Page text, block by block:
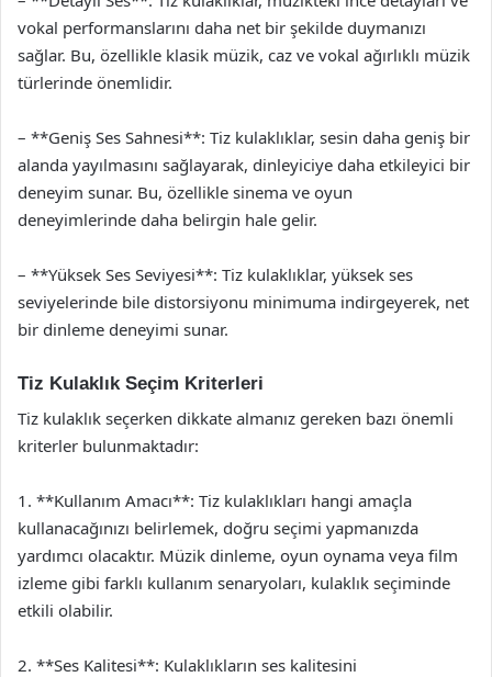
vokal performanslarını daha net bir şekilde duymanızı
sağlar. Bu, özellikle klasik müzik, caz ve vokal ağırlıklı müzik
türlerinde önemlidir.
– **Geniş Ses Sahnesi**: Tiz kulaklıklar, sesin daha geniş bir
alanda yayılmasını sağlayarak, dinleyiciye daha etkileyici bir
deneyim sunar. Bu, özellikle sinema ve oyun
deneyimlerinde daha belirgin hale gelir.
– **Yüksek Ses Seviyesi**: Tiz kulaklıklar, yüksek ses
seviyelerinde bile distorsiyonu minimuma indirgeyerek, net
bir dinleme deneyimi sunar.
Tiz Kulaklık Seçim Kriterleri
Tiz kulaklık seçerken dikkate almanız gereken bazı önemli
kriterler bulunmaktadır:
1. **Kullanım Amacı**: Tiz kulaklıkları hangi amaçla
kullanacağınızı belirlemek, doğru seçimi yapmanızda
yardımcı olacaktır. Müzik dinleme, oyun oynama veya film
izleme gibi farklı kullanım senaryoları, kulaklık seçiminde
etkili olabilir.
2. **Ses Kalitesi**: Kulaklıkların ses kalitesini